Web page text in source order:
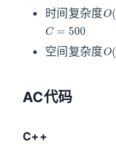
时间复杂度
C=500
空间复杂度
AC代码
C++